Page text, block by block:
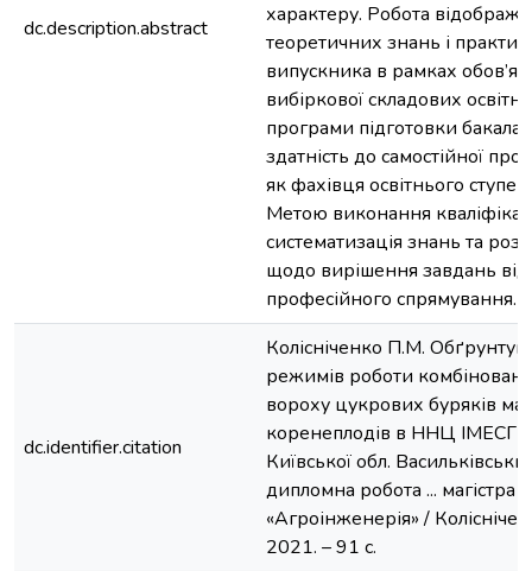
dc.description.abstract
характеру. Робота
теоретичних знань і
випускника в рамках
вибіркової складових
програми підготовки
здатність до самостійної
як фахівця освітнього
Метою виконання
систематизація знань та
щодо вирішення завдань
професійного спрямування.
dc.identifier.citation
Колісніченко П.М.
режимів роботи
вороху цукрових буряків
коренеплодів в ННЦ ІМЕСГ
Київської обл.
дипломна робота ... магістра
«Агроінженерія» /
2021. – 91 с.